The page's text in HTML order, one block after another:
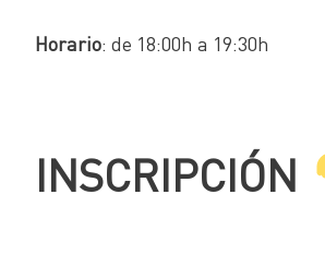
Horario: de 18:00h a 19:30h
INSCRIPCIÓN